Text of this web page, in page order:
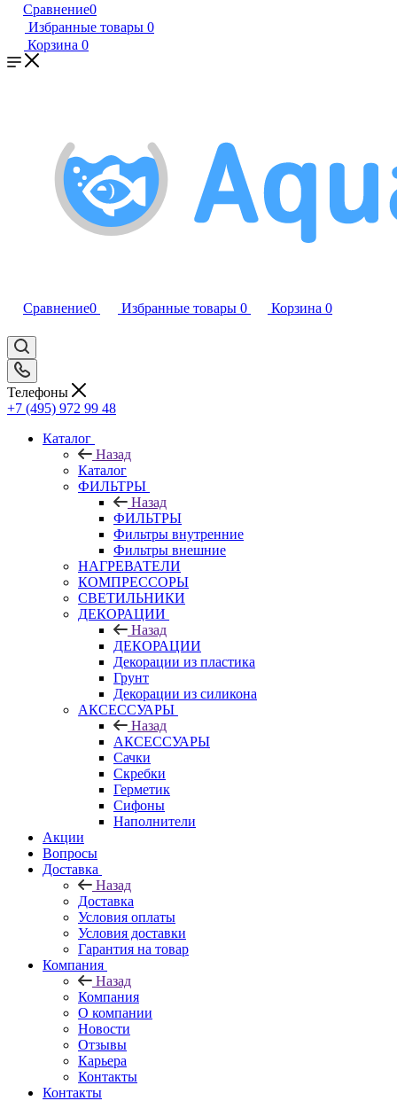
Сравнение0
Избранные товары 0
Корзина 0
Сравнение0 Избранные товары 0 Корзина 0
Телефоны
+7 (495) 972 99 48
Каталог
Назад
Каталог
ФИЛЬТРЫ
Назад
ФИЛЬТРЫ
Фильтры внутренние
Фильтры внешние
НАГРЕВАТЕЛИ
КОМПРЕССОРЫ
СВЕТИЛЬНИКИ
ДЕКОРАЦИИ
Назад
ДЕКОРАЦИИ
Декорации из пластика
Грунт
Декорации из силикона
АКСЕССУАРЫ
Назад
АКСЕССУАРЫ
Сачки
Скребки
Герметик
Сифоны
Наполнители
Акции
Вопросы
Доставка
Назад
Доставка
Условия оплаты
Условия доставки
Гарантия на товар
Компания
Назад
Компания
О компании
Новости
Отзывы
Карьера
Контакты
Контакты